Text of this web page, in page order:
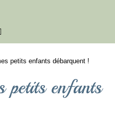
petits enfants débarquent !
petits enfants